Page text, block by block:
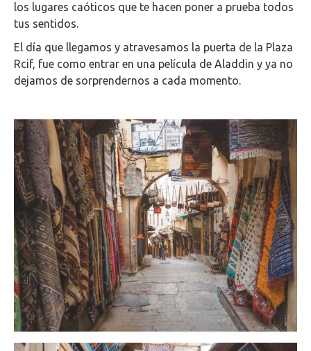
los lugares caóticos que te hacen poner a prueba todos
tus sentidos.
El día que llegamos y atravesamos la puerta de la Plaza
Rcif, fue como entrar en una película de Aladdin y ya no
dejamos de sorprendernos a cada momento.